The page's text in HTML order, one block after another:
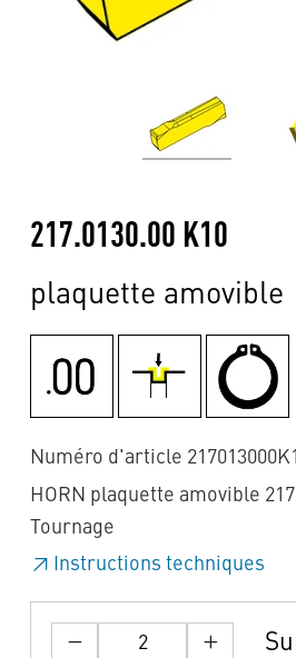
217.0130.00 K10
plaquette amovible
Numéro d'article
HORN plaquette amovible
Tournage
Instructions techniques